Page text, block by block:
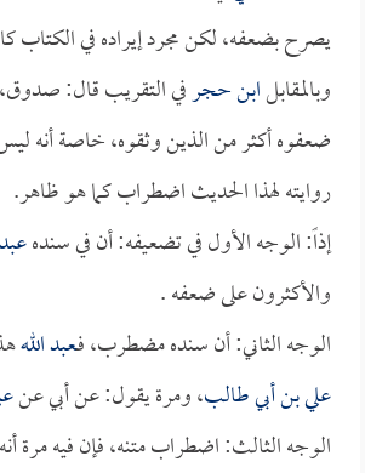
يصرح بضعفه، لكن مجرد إيراده في الكتاب
وبالمقابلابن حجرفي التقريب قال:
ضعفوه أكثر من الذين وثقوه، خاصة أنه ليس
روايته لهذا الحديث اضطراب كما هو ظاهر.
إذاً: الوجه الأول في تضعيفه: أن في سنده
والأكثرون على ضعفه .
الوجه الثاني: أن سنده مضطرب، فـعبد الله
علي بن أبي طالب، ومرة يقول: عن أبي عن
الوجه الثالث: اضطراب متنه، فإن فيه مرة